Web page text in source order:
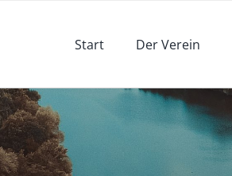
Start Der Verein